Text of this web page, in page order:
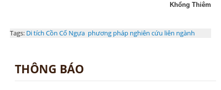
Khổng Thiêm
Tags: Di tích Cồn Cổ Ngựa phương pháp nghiên cứu liên ngành
THÔNG BÁO